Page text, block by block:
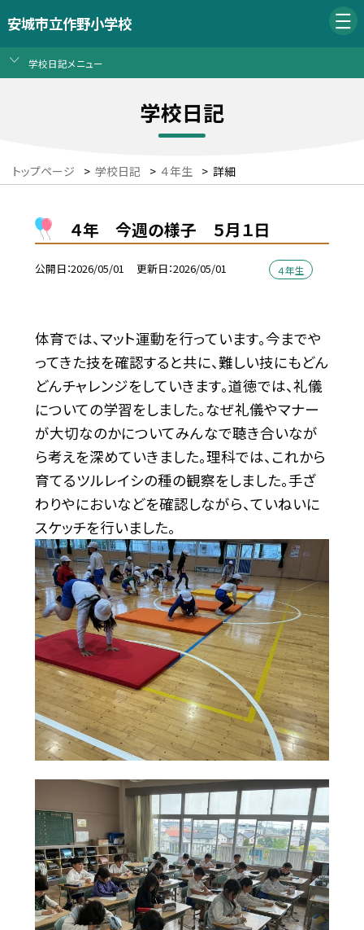
安城市立作野小学校
学校日記メニュー
学校日記
トップページ > 学校日記 > ４年生 > 詳細
４年 今週の様子 ５月１日
公開日 2026/05/01 更新日 2026/05/01 ４年生
体育では、マット運動を行っています。今までや
ってきた技を確認すると共に、難しい技にもどん
どんチャレンジをしていきます。道徳では、礼儀
についての学習をしました。なぜ礼儀やマナー
が大切なのかについてみんなで聴き合いなが
ら考えを深めていきました。理科では、これから
育てるツルレイシの種の観察をしました。手ざ
わりやにおいなどを確認しながら、ていねいに
スケッチを行いました。